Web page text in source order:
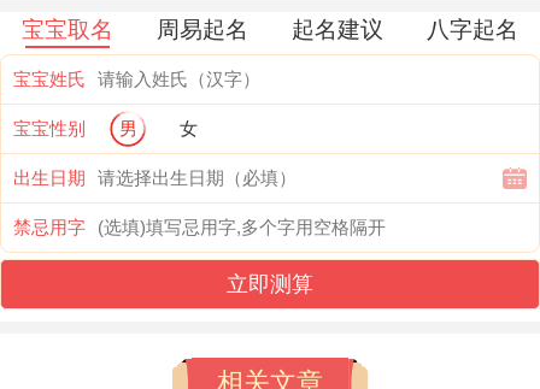
移徙、栽種，破土、謝土。
特點：此日吉星高照,宜事繁多，尤其適合祈
求子嗣跟開啟新運！求嗣與開光、祈福等並
列；寓意為孩子帶來光明同福氣?
注意事項:日沖虎（煞南），屬虎的朋友需回
避！進行祈福或生產相關事宜可優先考慮吉
宝宝取名 周易起名 起名建议 八字起名
宝宝姓氏
宝宝性别 男 女
出生日期
禁忌用字
立即测算
相关文章